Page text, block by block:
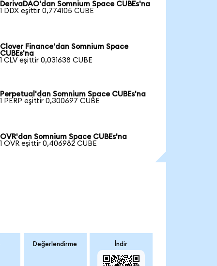
DerivaDAO'dan Somnium Space CUBEs'na
1 DDX eşittir 0,774105 CUBE
Clover Finance'dan Somnium Space
CUBEs'na
1 CLV eşittir 0,031638 CUBE
Perpetual'dan Somnium Space CUBEs'na
1 PERP eşittir 0,300697 CUBE
OVR'dan Somnium Space CUBEs'na
1 OVR eşittir 0,406982 CUBE
Değerlendirme İndir